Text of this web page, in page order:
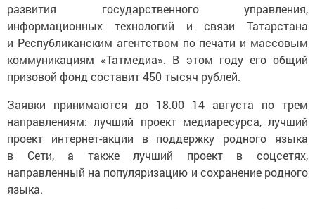
развития государственного управления,
информационных технологий и связи Татарстана
и Республиканским агентством по печати и массовым
коммуникациям «Татмедиа». В этом году его общий
призовой фонд составит 450 тысяч рублей.
Заявки принимаются до 18.00 14 августа по трем
направлениям: лучший проект медиаресурса, лучший
проект интернет-акции в поддержку родного языка
в Сети, а также лучший проект в соцсетях,
направленный на популяризацию и сохранение родного
языка.